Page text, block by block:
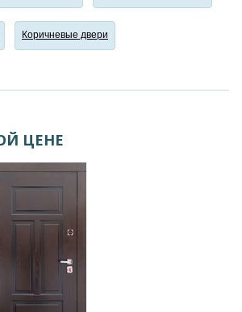
Коричневые двери
ЦЕНЕ